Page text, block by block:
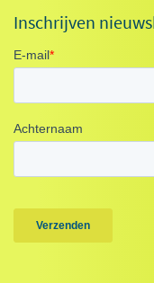
Inschrijven